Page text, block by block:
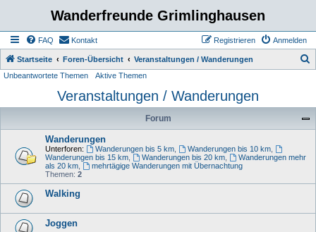
Wanderfreunde Grimlinghausen
FAQ Kontakt Anmelden
Registrieren
Startseite Foren-Übersicht Veranstaltungen / Wanderungen
h
Unbeantwortete Themen Aktive Themen
Veranstaltungen / Wanderungen
Forum
Wanderungen
Unterforen: Wanderungen bis 5 km, Wanderungen bis 10 km,
Wanderungen bis 15 km
Wanderungen bis 20 km,
Wanderungen mehr
als 20 km
mehrtägige Wanderungen mit Übernachtung
Themen: 2
Walking
Joggen